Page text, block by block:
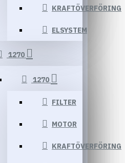
KRAFTÖVERFÖRING
ELSYSTEM
1270
1270
FILTER
MOTOR
KRAFTÖVERFÖRING